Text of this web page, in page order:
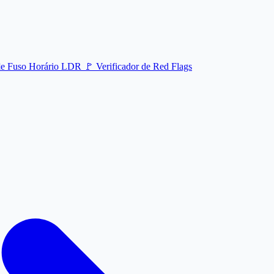
Fuso Horário LDR 🚩 Verificador de Red Flags